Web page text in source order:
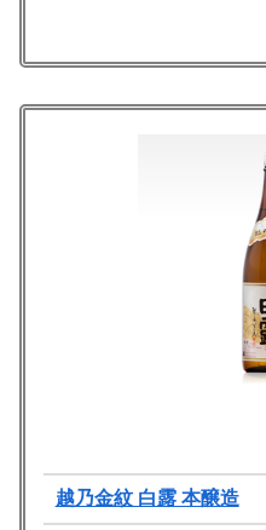
越乃金紋 白露 本醸造